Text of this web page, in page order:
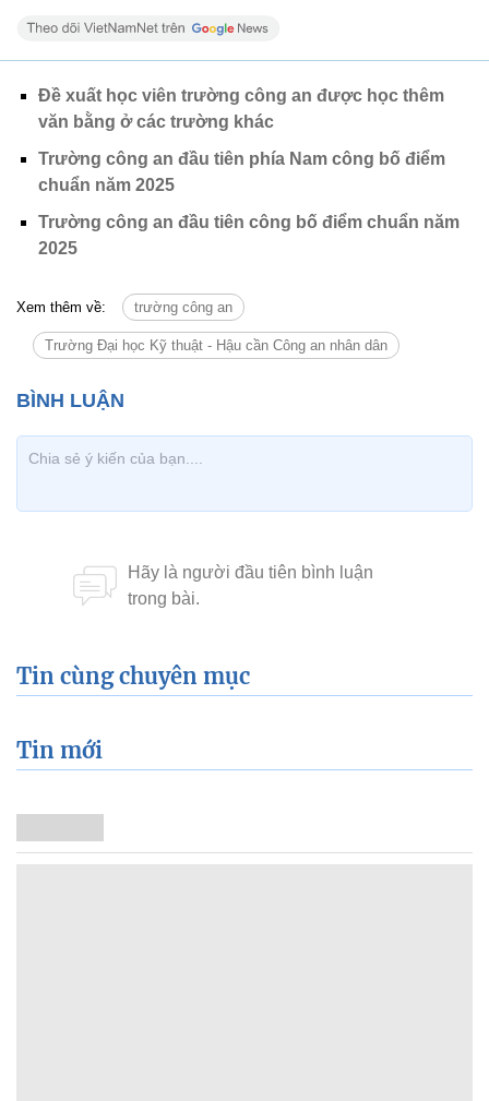
Đề xuất học viên trường công an được học thêm
văn bằng ở các trường khác
Trường công an đầu tiên phía Nam công bố điểm
chuẩn năm 2025
Trường công an đầu tiên công bố điểm chuẩn năm
2025
Xem thêm về: trường công an
Trường Đại học Kỹ thuật - Hậu cần Công an nhân dân
Tin cùng chuyên mục
Tin mới